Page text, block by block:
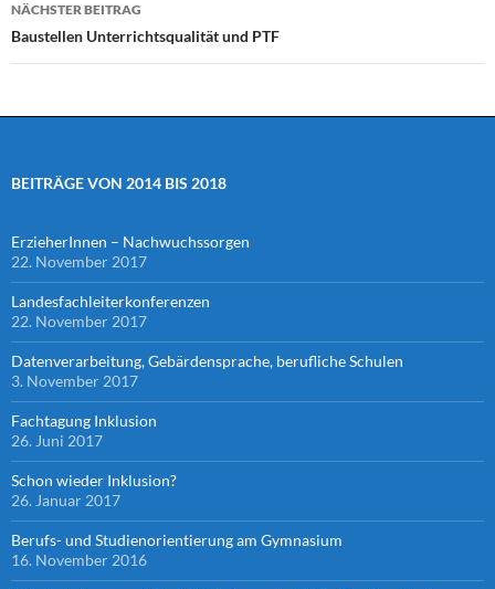
NÄCHSTER BEITRAG
Baustellen Unterrichtsqualität und PTF
BEITRÄGE VON 2014 BIS 2018
ErzieherInnen – Nachwuchssorgen
22. November 2017
Landesfachleiterkonferenzen
22. November 2017
Datenverarbeitung, Gebärdensprache, berufliche Schulen
3. November 2017
Fachtagung Inklusion
26. Juni 2017
Schon wieder Inklusion?
26. Januar 2017
Berufs- und Studienorientierung am Gymnasium
16. November 2016